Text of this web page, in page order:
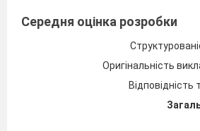
дослідженням і розробкою
зображення цієї поверхні у
топографічних карт і планів,
Середня оцінка розробки
Оригінальність
Відповідність